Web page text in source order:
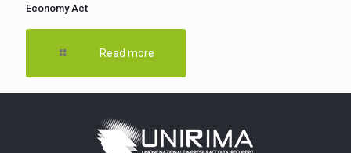
Economy Act
Read more